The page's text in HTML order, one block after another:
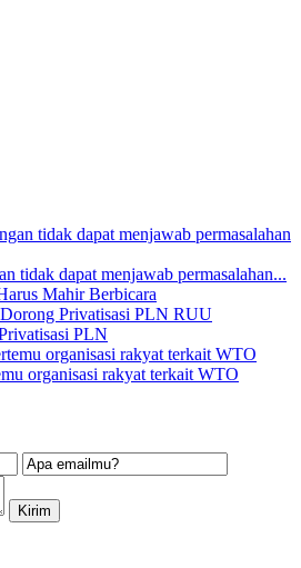
tidak dapat menjawab permasalahan...
Mahir Berbicara
RUU
PLN
organisasi rakyat terkait WTO